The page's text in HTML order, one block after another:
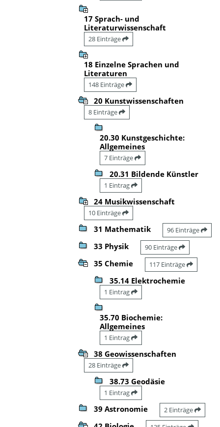
17 Sprach- und
Literaturwissenschaft
28 Einträge
18 Einzelne Sprachen und
Literaturen
148 Einträge
20 Kunstwissenschaften
8 Einträge
20.30 Kunstgeschichte:
Allgemeines
7 Einträge
20.31 Bildende Künstler
1 Eintrag
24 Musikwissenschaft
10 Einträge
31 Mathematik 96 Einträge
33 Physik 90 Einträge
35 Chemie 117 Einträge
35.14 Elektrochemie
1 Eintrag
35.70 Biochemie:
Allgemeines
1 Eintrag
38 Geowissenschaften
28 Einträge
38.73 Geodäsie
1 Eintrag
39 Astronomie 2 Einträge